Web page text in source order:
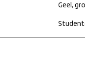
Geel,